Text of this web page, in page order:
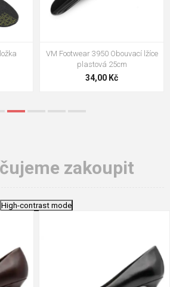
VM Footwear 3950 Obouvací lžíce
plastová 25cm
34,00 Kč
zakoupit
High-contrast mode